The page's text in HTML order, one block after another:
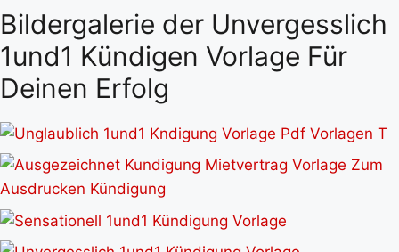
Bildergalerie der Unvergesslich
1und1 Kündigen Vorlage Für
Deinen Erfolg